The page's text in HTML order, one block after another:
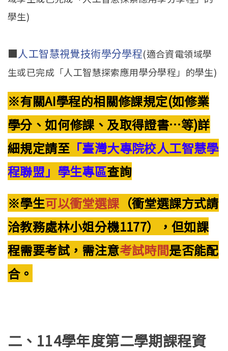
學生)
■人工智慧視覺技術學分學程(適合資電領域學
生或已完成「人工智慧探索應用學分學程」的學生)
※有關AI學程的相關修課規定(如修業
學分、如何修課、及取得證書…等)詳
細規定請至 「臺灣大專院校人工智慧學
程聯盟」學生專區查詢
external)
※學生可以衝堂選課（衝堂選課方式請
洽教務處林小姐分機1177），但如課
程需要考試，需注意考試時間是否能配
合。
二、114學年度第二學期課程資